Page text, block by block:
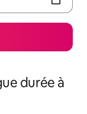
durée à